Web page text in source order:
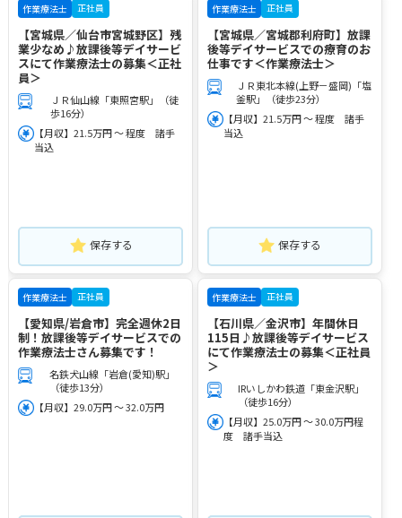
作業療法士 正社員
【宮城県／仙台市宮城野区】残
業少なめ♪放課後等デイサービ
スにて作業療法士の募集＜正社
員＞
ＪＲ仙山線「東照宮駅」（徒
歩16分）
【月収】21.5万円 ～ 程度 諸手
当込
保存する
作業療法士 正社員
【宮城県／宮城郡利府町】放課
後等デイサービスでの療育のお
仕事です＜作業療法士＞
ＪＲ東北本線(上野－盛岡)「塩
釜駅」（徒歩23分）
【月収】21.5万円 ～ 程度 諸手
当込
保存する
作業療法士 正社員
【愛知県/岩倉市】完全週休2日
制！放課後等デイサービスでの
作業療法士さん募集です！
名鉄犬山線「岩倉(愛知)駅」
（徒歩13分）
【月収】29.0万円 ～ 32.0万円
作業療法士 正社員
【石川県／金沢市】年間休日
115日♪放課後等デイサービス
にて作業療法士の募集＜正社員
＞
IRいしかわ鉄道「東金沢駅」
（徒歩16分）
【月収】25.0万円 ～ 30.0万円程
度 諸手当込